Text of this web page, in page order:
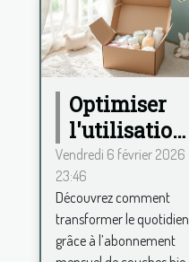
Optimiser
l'utilisation
des couches
bio via un
abonnement
mensuel
Vendredi 6 février 2026
23:46
Découvrez comment
transformer le quotidien
grâce à l’abonnement